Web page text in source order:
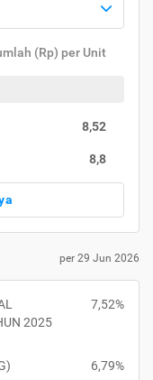
(Rp) per Unit
8,52
8,8
per 29 Jun 2026
2025
7,52%
6,79%